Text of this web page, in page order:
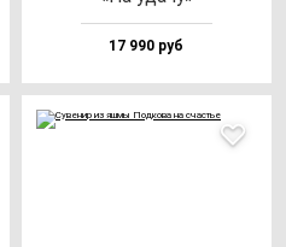
17 990 руб